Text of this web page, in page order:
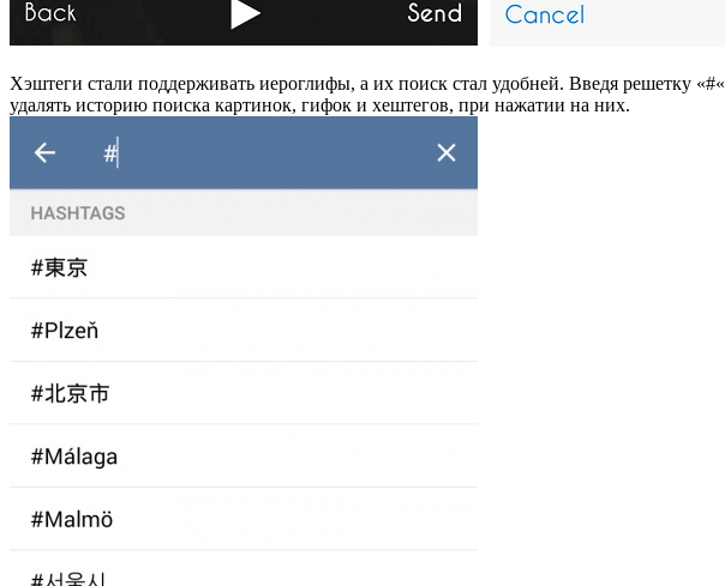
Хэштеги стали поддерживать иероглифы, а их поиск стал удобней. Введя решетку «#«
удалять историю поиска картинок, гифок и хештегов, при нажатии на них.